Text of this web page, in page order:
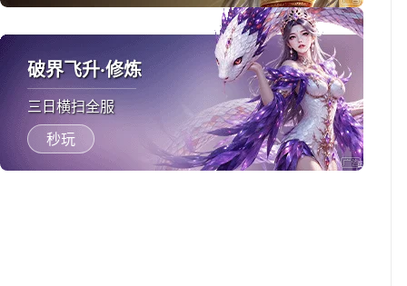
破界飞升·修炼
三日横扫全服
秒玩